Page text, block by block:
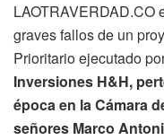
LAOTRAVERDAD.CO
graves fallos de un
Prioritario ejecutado
Inversiones H&H,
época en la Cámara
señores Marco